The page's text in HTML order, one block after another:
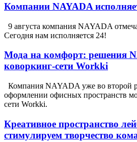
Компании NAYADA
9 августа компания NAYADA
Сегодня нам исполняется 24!
Мода на комфорт: решения
коворкинг-сети Workki
Компания NAYADA уже во второй
оформлении офисных пространств
сети Workki.
Креативное пространство
стимулируем творчество